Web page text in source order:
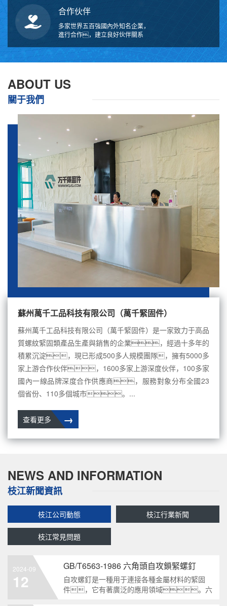
合作伙伴
多家世界五百強國內外知名企業，
進行合作，建立良好伙伴關系
ABOUT US
關于我們
蘇州萬千工品科技有限公司（萬千緊固件）
蘇州萬千工品科技有限公司（萬千緊固件）是一家致力于高品
質螺紋緊固類產品生產與銷售的企業，經過十多年的
積累沉淀，現已形成500多人規模團隊，擁有5000多
家上游合作伙伴，1600多家上游深度伙伴，100多家
國內一線品牌深度合作供應商，服務對象分布全國23
個省份、110多個城市。...
→
查看更多
NEWS AND INFORMATION
枝江新聞資訊
枝江公司動態 枝江行業新聞
枝江常見問題
2024-09
12
GB/T6563-1986 六角頭自攻鎖緊螺釘
自攻螺釘是一種用于連接各種金屬材料的緊固
件，它有著廣泛的應用領域。六